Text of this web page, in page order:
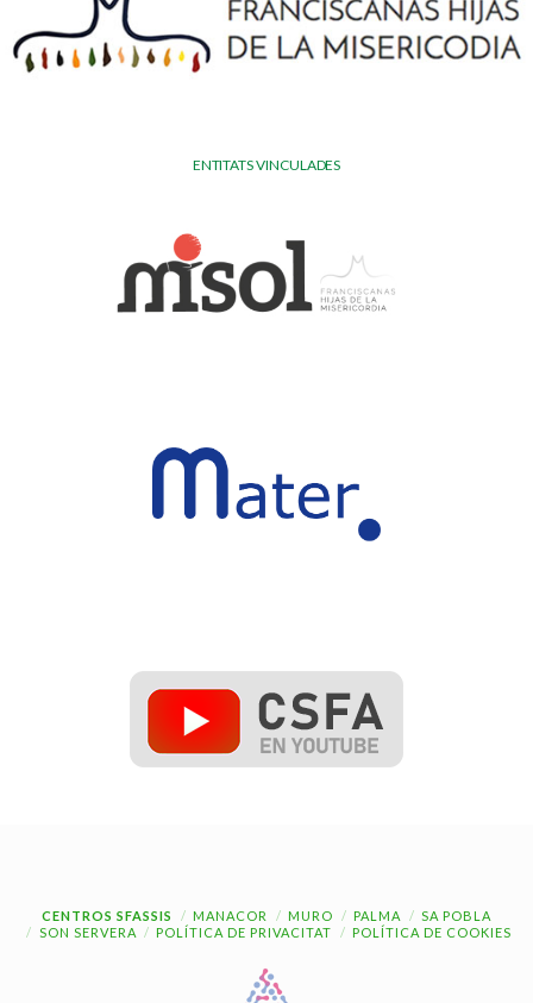
ENTITATS VINCULADES
CENTROS SFASSIS MANACOR MURO PALMA
SA POBLA
SON SERVERA
POLÍTICA DE PRIVACITAT POLÍTICA DE COOKIES